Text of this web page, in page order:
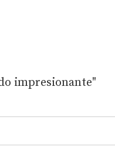
impresionante"